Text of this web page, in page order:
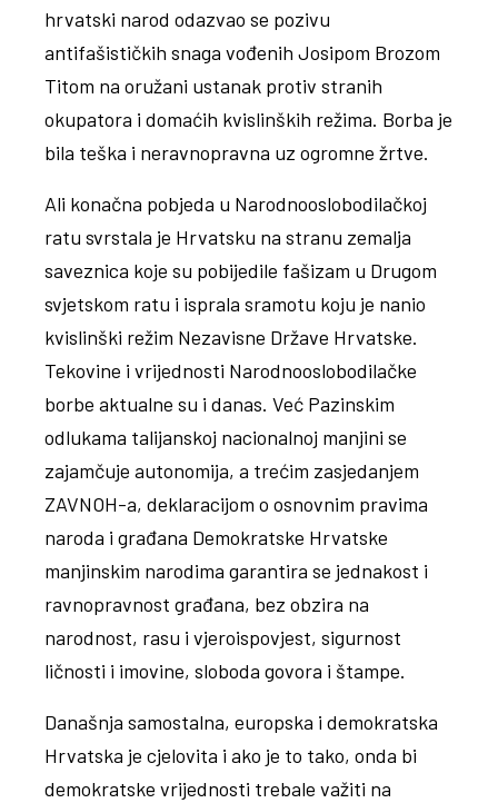
hrvatski narod odazvao se pozivu
antifašističkih snaga vođenih Josipom Brozom
Titom na oružani ustanak protiv stranih
okupatora i domaćih kvislinških režima. Borba je
bila teška i neravnopravna uz ogromne žrtve.
Ali konačna pobjeda u Narodnooslobodilačkoj
ratu svrstala je Hrvatsku na stranu zemalja
saveznica koje su pobijedile fašizam u Drugom
svjetskom ratu i isprala sramotu koju je nanio
kvislinški režim Nezavisne Države Hrvatske.
Tekovine i vrijednosti Narodnooslobodilačke
borbe aktualne su i danas. Već Pazinskim
odlukama talijanskoj nacionalnoj manjini se
zajamčuje autonomija, a trećim zasjedanjem
ZAVNOH-a, deklaracijom o osnovnim pravima
naroda i građana Demokratske Hrvatske
manjinskim narodima garantira se jednakost i
ravnopravnost građana, bez obzira na
narodnost, rasu i vjeroispovjest, sigurnost
ličnosti i imovine, sloboda govora i štampe.
Današnja samostalna, europska i demokratska
Hrvatska je cjelovita i ako je to tako, onda bi
demokratske vrijednosti trebale važiti na